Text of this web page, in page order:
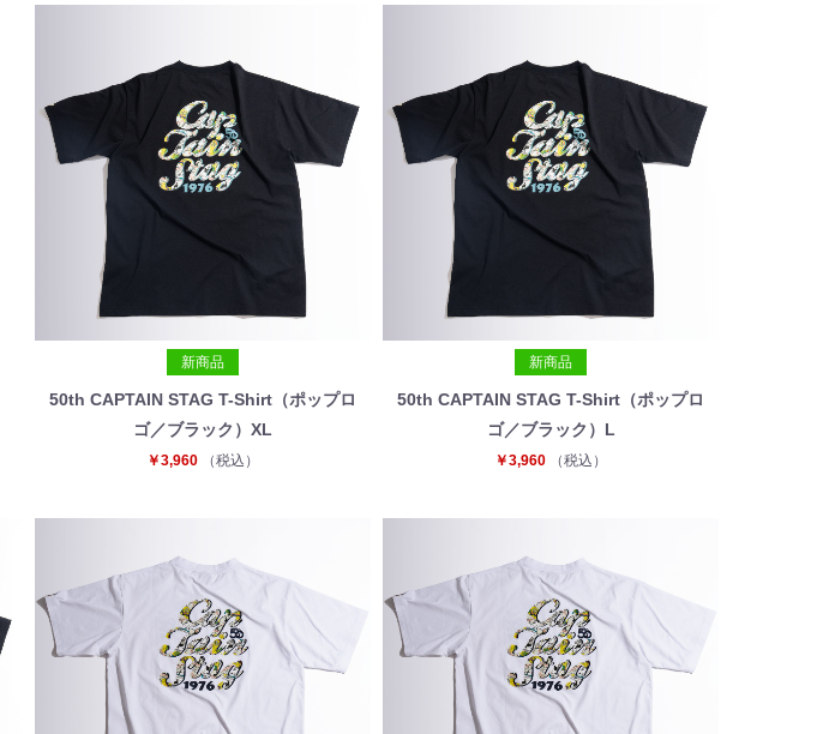
新商品
50th CAPTAIN STAG T-Shirt（ポップロ
ゴ／ブラック）XL
￥3,960 （税込）
新商品
50th CAPTAIN STAG T-Shirt（ポップロ
ゴ／ブラック）L
￥3,960 （税込）